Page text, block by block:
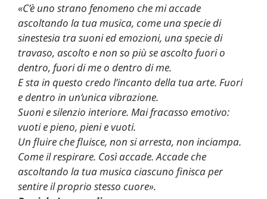
«C’è uno strano fenomeno che mi accade
ascoltando la tua musica, come una specie di
sinestesia tra suoni ed emozioni, una specie di
travaso, ascolto e non so più se ascolto fuori o
dentro, fuori di me o dentro di me.
E sta in questo credo l’incanto della tua arte. Fuori
e dentro in un’unica vibrazione.
Suoni e silenzio interiore. Mai fracasso emotivo:
vuoti e pieno, pieni e vuoti.
Un fluire che fluisce, non si arresta, non inciampa.
Come il respirare. Così accade. Accade che
ascoltando la tua musica ciascuno finisca per
sentire il proprio stesso cuore».